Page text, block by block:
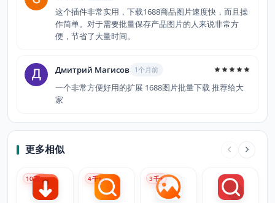
这个插件非常实用，下载1688商品图片速度快，而且操
作简单。对于需要批量保存产品图片的人来说非常方
便，节省了大量时间。
Дмитрий Магисов 1个月前
一个非常方便好用的扩展 1688图片批量下载 推荐给大
家
更多相似
10万+ 4千+ 3千+